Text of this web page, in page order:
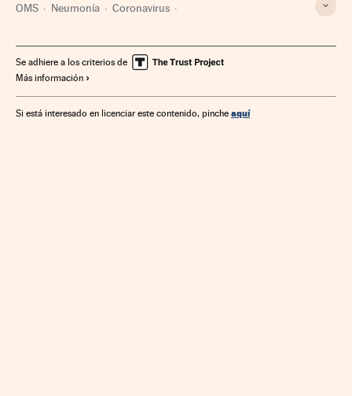
OMS Neumonía Coronavirus
Enfermedades infecciosas ONU Enfermedades
Organizaciones internacionales Sanidad
Se adhiere a los criterios de
Más información
Si está interesado en licenciar este contenido, pinche aquí